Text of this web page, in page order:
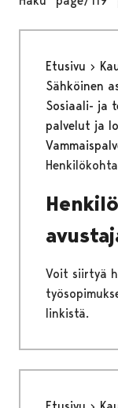
Etusivu
Sähköinen
Sosiaali- ja
palvelut ja
Voit siirtyä
linkistä.